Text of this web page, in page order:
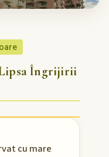
Lipsa Îngrijirii
cu mare